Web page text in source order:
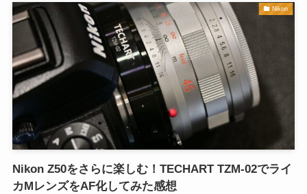
Nikon
Nikon Z50をさらに楽しむ！TECHART TZM-02でライ
カMレンズをAF化してみた感想